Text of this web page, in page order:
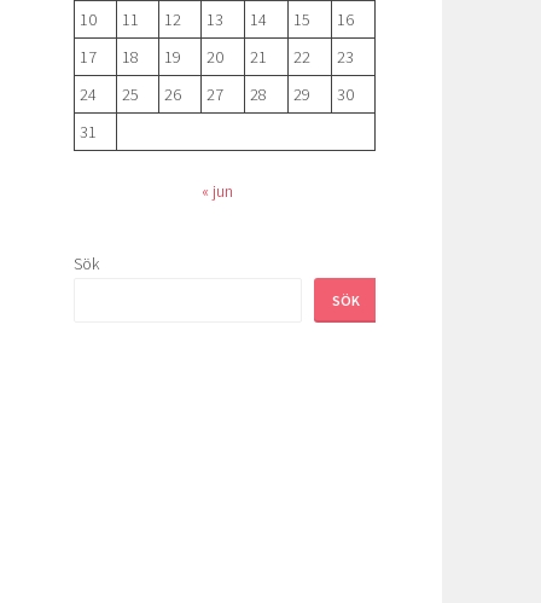
10
11 12 13 14 15
16
17
18 19 20 21 22
23
24
25 26 27 28 29
30
31
« jun
Sök
SÖK